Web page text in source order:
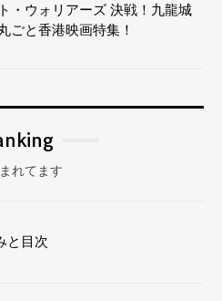
・ウォリアーズ 決戦！九龍城
ごと香港映画特集！
れてます
と目次